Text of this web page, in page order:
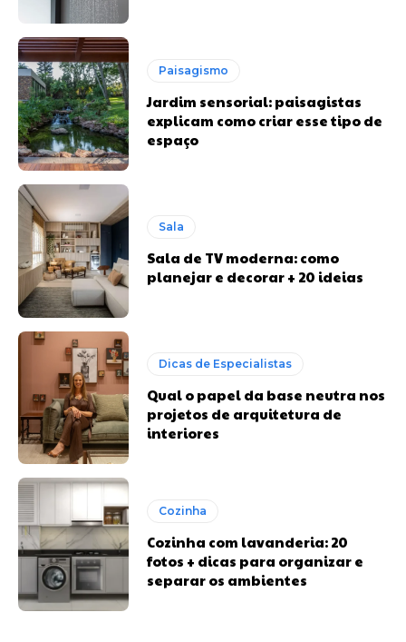
Paisagismo
Jardim sensorial: paisagistas
explicam como criar esse tipo de
espaço
Sala
Sala de TV moderna: como
planejar e decorar + 20 ideias
Dicas de Especialistas
Qual o papel da base neutra nos
projetos de arquitetura de
interiores
Cozinha
Cozinha com lavanderia: 20
fotos + dicas para organizar e
separar os ambientes